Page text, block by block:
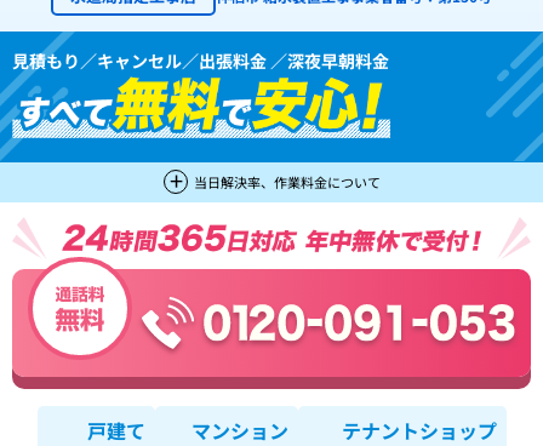
見積もり／キャンセル／出張料金 ／深夜早朝料金
当日解決率、作業料金について
戸建て マンション
テナントショップ